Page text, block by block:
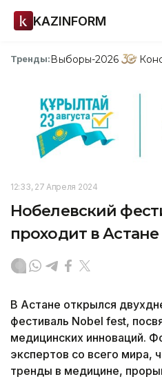
KAZINFORM
Тренды:Выборы-2026
12:33, 27 Апреля 2024
Нобелевский
проходит в Астане
В Астане открылся
фестиваль Nobel fest,
медицинских инноваций.
экспертов со всего мира,
тренды в медицине,